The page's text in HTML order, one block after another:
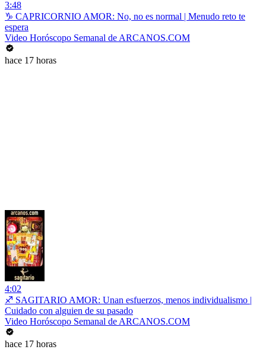
3:48
♑ CAPRICORNIO AMOR: No, no es normal | Menudo reto te
espera
Video Horóscopo Semanal de ARCANOS.COM
hace 17 horas
4:02
♐ SAGITARIO AMOR: Unan esfuerzos, menos individualismo |
Cuidado con alguien de su pasado
Video Horóscopo Semanal de ARCANOS.COM
hace 17 horas